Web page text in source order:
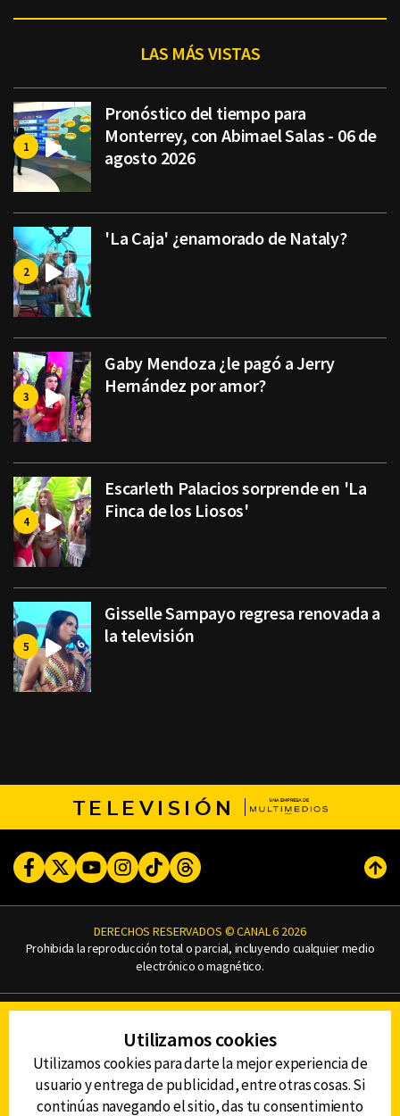
LAS MÁS VISTAS
Pronóstico del tiempo para
Monterrey, con Abimael Salas - 06 de
agosto 2026
'La Caja' ¿enamorado de Nataly?
Gaby Mendoza ¿le pagó a Jerry
Hernández por amor?
Escarleth Palacios sorprende en 'La
Finca de los Liosos'
Gisselle Sampayo regresa renovada a
la televisión
TELEVISIÓN
FacebookTwitterYoutubeInstagram
TikTokThreads
DERECHOS RESERVADOS © CANAL 6 2026
Prohibida la reproducción total o parcial, incluyendo cualquier medio
electrónico o magnético.
AVISO DE PRIVACIDAD
AVISO LEGAL
DEFENSORÍA DE LAS AUDIENCIAS
Utilizamos cookies
Utilizamos cookies para darte la mejor experiencia de
usuario y entrega de publicidad, entre otras cosas. Si
continúas navegando el sitio, das tu consentimiento